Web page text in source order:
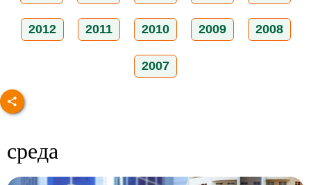
2012 2011 2010 2009 2008
2007
среда